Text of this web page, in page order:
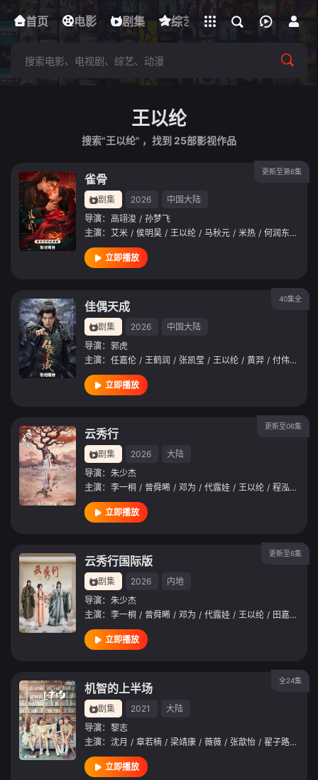
首页 电影 剧集 综艺 动漫 短剧
下载客户端
立即登录
王以纶
搜索"王以纶" ，找到 25部影视作品
更新至第6集
雀骨
剧集 2026
中国大陆
导演： 高翊浚 / 孙梦飞
主演： 艾米 / 侯明昊 / 王以纶 / 马秋元 / 米热 / 何润东 /
立即播放
40集全
佳偶天成
剧集 2026
中国大陆
导演： 郭虎
主演： 任嘉伦 / 王鹤润 / 张凯莹 / 王以纶 / 黄羿 / 付伟伦
立即播放
更新至06集
云秀行
剧集 2026
大陆
导演： 朱少杰
主演： 李一桐 / 曾舜晞 / 邓为 / 代露娃 / 王以纶 / 程泓鑫
立即播放
更新至6集
云秀行国际版
剧集 2026
内地
导演： 朱少杰
主演： 李一桐 / 曾舜晞 / 邓为 / 代露娃 / 王以纶 / 田嘉瑞
立即播放
全24集
机智的上半场
剧集 2021
大陆
导演： 黎志
主演： 沈月 / 章若楠 / 梁靖康 / 薇薇 / 张歆怡 / 翟子路 /
立即播放